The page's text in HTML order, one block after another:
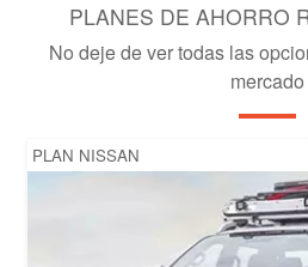
PLANES DE AHORRO
No deje de ver todas las
mercado
PLAN NISSAN